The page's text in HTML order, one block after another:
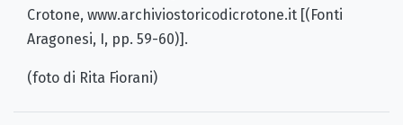
Crotone, www.archiviostoricodicrotone.it [(Fonti
Aragonesi, I, pp. 59-60)].
(foto di Rita Fiorani)